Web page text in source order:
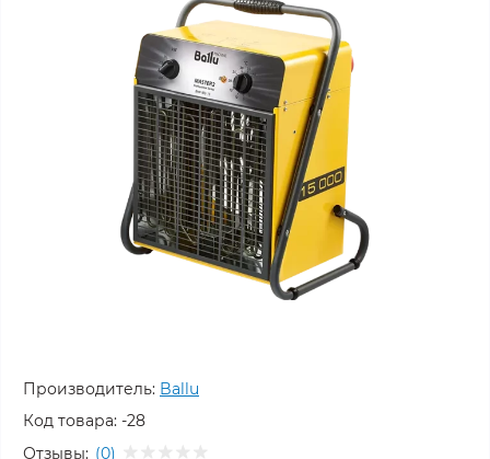
Производитель: Ballu
Код товара: -28
Отзывы: (0)